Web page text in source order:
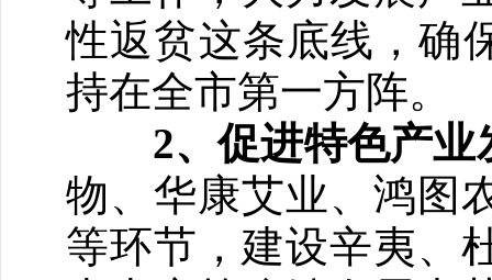
性返贫这条底线，确
持在全市第一方阵。
2、促进特色产
物、华康艾业、鸿图
等环节，建设辛夷、